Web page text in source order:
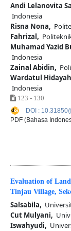
Andi Lelanovita
Indonesia
Risna Nona,
Fahrizal,
Muhamad Yazid
Indonesia
Zainal Abidin,
Wardatul
Indonesia
123 - 130
DOI :
PDF (Bahasa
Evaluation of
Tinjau Village,
Salsabila,
Cut Mulyani,
Iswahyudi,